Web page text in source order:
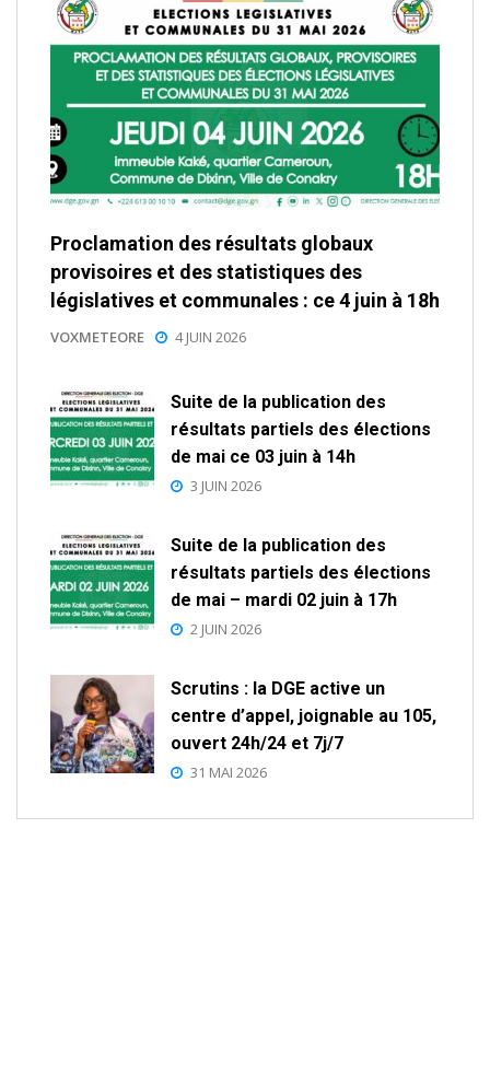
Proclamation des résultats globaux
provisoires et des statistiques des
législatives et communales : ce 4 juin à 18h
VOXMETEORE 4 JUIN 2026
Suite de la publication des
résultats partiels des élections
de mai ce 03 juin à 14h
3 JUIN 2026
Suite de la publication des
résultats partiels des élections
de mai – mardi 02 juin à 17h
2 JUIN 2026
Scrutins : la DGE active un
centre d’appel, joignable au 105,
ouvert 24h/24 et 7j/7
31 MAI 2026